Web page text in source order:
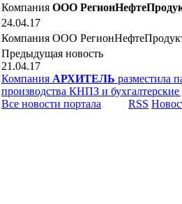
Компания ООО
24.04.17
Компания ООО РегионНефтеПродукт
Предыдущая новость
21.04.17
Компания АРХИТЕЛЬ разместила
производства КНПЗ и
Все новости портала
RSS